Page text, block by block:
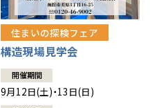
住まいの探検フェア
構造現場見学会
開催期間
9月12日(土)・13日(日)